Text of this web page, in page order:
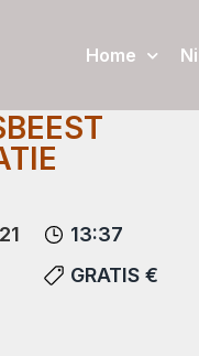
Home
13:37
GRATIS €